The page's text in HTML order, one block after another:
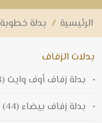
الرئيسية / بدلة خطوبة
بدلات الزفاف
بدلة زفاف أوف وايت (168)
بدلة زفاف بيضاء (44)